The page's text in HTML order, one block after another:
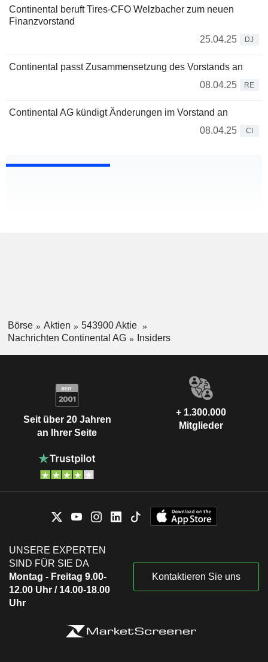
Continental beruft Tires-CFO Welzbacher zum neuen
Finanzvorstand
25.04.25
DJ
Continental passt Zusammensetzung des Vorstands an
08.04.25
RE
Continental AG kündigt Änderungen im Vorstand an
08.04.25
CI
Börse Aktien
543900 Aktie
Nachrichten Continental AG
Insiders
Seit über 20 Jahren
an Ihrer Seite
+ 1.300.000
Mitglieder
UNSERE EXPERTEN
SIND FÜR SIE DA
Montag - Freitag 9.00-
12.00 Uhr / 14.00-18.00
Uhr
Kontaktieren Sie uns